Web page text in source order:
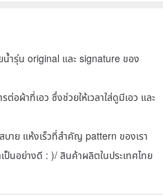
ำรุ่น original และ signature ของ
อผ้าที่เอว ซึ่งช่วยให้เวลาใส่ดูมีเอว และ
าย แห้งเร็วที่สำคัญ pattern ของเรา
ป็นอย่างดี : )/ สินค้าผลิตในประเทศไทย